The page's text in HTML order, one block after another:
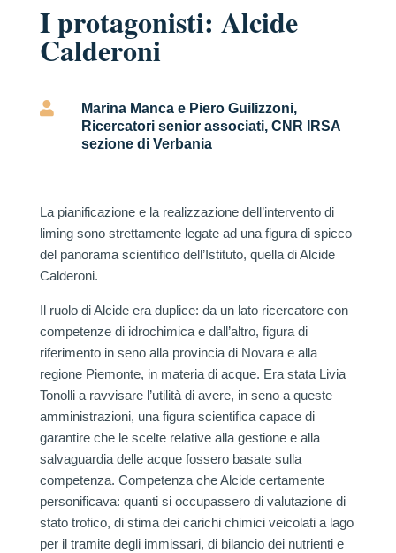
I protagonisti: Alcide
Calderoni

Marina Manca e Piero Guilizzoni,
Ricercatori senior associati, CNR IRSA
sezione di Verbania
La pianificazione e la realizzazione dell’intervento di
liming sono strettamente legate ad una figura di spicco
del panorama scientifico dell’Istituto, quella di Alcide
Calderoni.
Il ruolo di Alcide era duplice: da un lato ricercatore con
competenze di idrochimica e dall’altro, figura di
riferimento in seno alla provincia di Novara e alla
regione Piemonte, in materia di acque. Era stata Livia
Tonolli a ravvisare l’utilità di avere, in seno a queste
amministrazioni, una figura scientifica capace di
garantire che le scelte relative alla gestione e alla
salvaguardia delle acque fossero basate sulla
competenza. Competenza che Alcide certamente
personificava: quanti si occupassero di valutazione di
stato trofico, di stima dei carichi chimici veicolati a lago
per il tramite degli immissari, di bilancio dei nutrienti e